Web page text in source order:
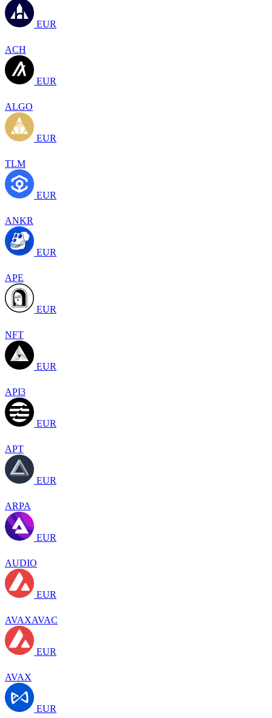
EUR
ACH
EUR
ALGO
EUR
TLM
EUR
ANKR
EUR
APE
EUR
NFT
EUR
API3
EUR
APT
EUR
ARPA
EUR
AUDIO
EUR
AVAXAVAC
EUR
AVAX
EUR